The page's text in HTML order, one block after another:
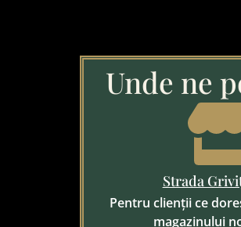
Unde ne
Strada
Pentru clienții ce
magazinului